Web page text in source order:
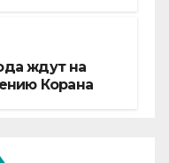
ждут на
Корана